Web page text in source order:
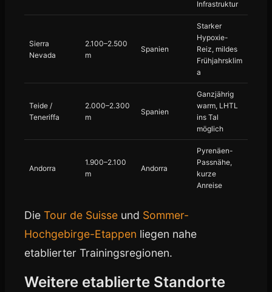
Infrastruktur
Sierra
Nevada
2.100–2.500
m
Spanien
Starker
Hypoxie-
Reiz, mildes
Frühjahrsklim
a
Teide /
Teneriffa
2.000–2.300
m
Spanien
Ganzjährig
warm, LHTL
ins Tal
möglich
Andorra
1.900–2.100
m
Andorra
Pyrenäen-
Passnähe,
kurze
Anreise
Die Tour de Suisse und Sommer-
Hochgebirge-Etappen liegen nahe
etablierter Trainingsregionen.
Weitere etablierte Standorte